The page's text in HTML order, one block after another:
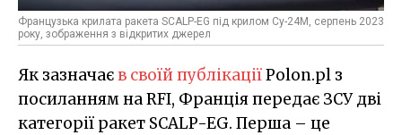
Французька крилата ракета SCALP-EG під крилом Су-24М, серпень 2023
року, зображення з відкритих джерел
Як зазначаєв своїй публікаціїPolon.pl з
посиланням на RFI, Франція передає ЗСУ дві
категорії ракет SCALP-EG. Перша – це